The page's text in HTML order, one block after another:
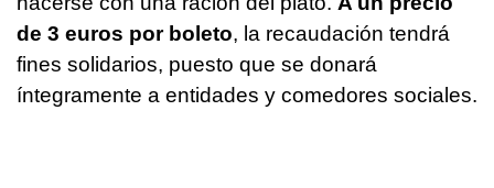
de 3 euros por boleto, la recaudación tendrá
fines solidarios, puesto que se donará
íntegramente a entidades y comedores sociales.